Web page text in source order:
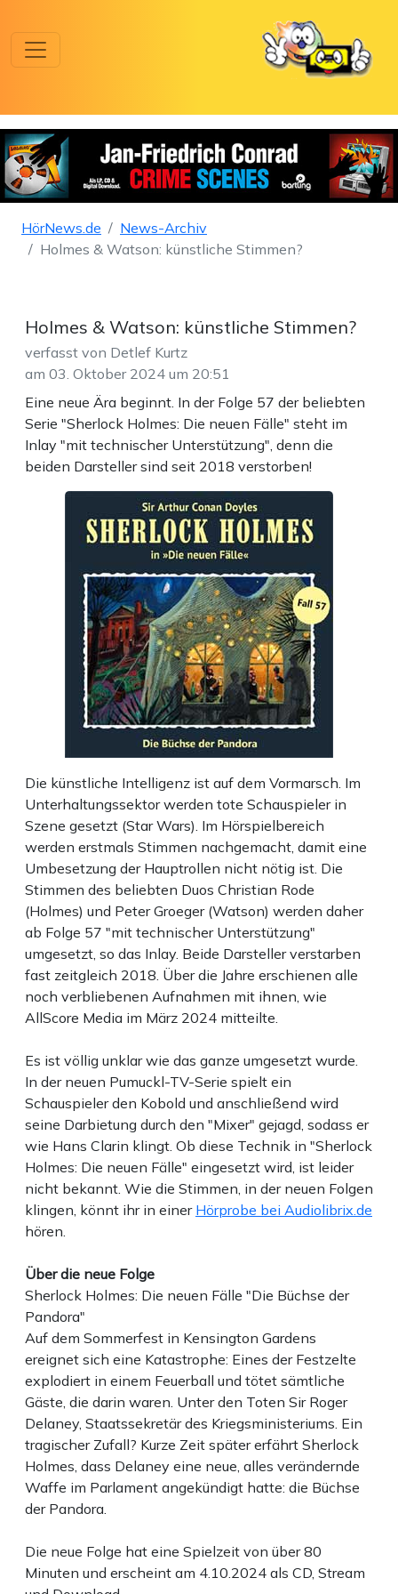
HörNews.de
News-Archiv
Holmes & Watson: künstliche Stimmen?
Holmes & Watson: künstliche Stimmen?
verfasst von Detlef Kurtz
am 03. Oktober 2024 um 20:51
Eine neue Ära beginnt. In der Folge 57 der beliebten
Serie "Sherlock Holmes: Die neuen Fälle" steht im
Inlay "mit technischer Unterstützung", denn die
beiden Darsteller sind seit 2018 verstorben!
Die künstliche Intelligenz ist auf dem Vormarsch. Im
Unterhaltungssektor werden tote Schauspieler in
Szene gesetzt (Star Wars). Im Hörspielbereich
werden erstmals Stimmen nachgemacht, damit eine
Umbesetzung der Hauptrollen nicht nötig ist. Die
Stimmen des beliebten Duos Christian Rode
(Holmes) und Peter Groeger (Watson) werden daher
ab Folge 57 "mit technischer Unterstützung"
umgesetzt, so das Inlay. Beide Darsteller verstarben
fast zeitgleich 2018. Über die Jahre erschienen alle
noch verbliebenen Aufnahmen mit ihnen, wie
AllScore Media im März 2024 mitteilte.
Es ist völlig unklar wie das ganze umgesetzt wurde.
In der neuen Pumuckl-TV-Serie spielt ein
Schauspieler den Kobold und anschließend wird
seine Darbietung durch den "Mixer" gejagd, sodass er
wie Hans Clarin klingt. Ob diese Technik in "Sherlock
Holmes: Die neuen Fälle" eingesetzt wird, ist leider
nicht bekannt. Wie die Stimmen, in der neuen Folgen
klingen, könnt ihr in einer Hörprobe bei Audiolibrix.de
hören.
Über die neue Folge
Sherlock Holmes: Die neuen Fälle "Die Büchse der
Pandora"
Auf dem Sommerfest in Kensington Gardens
ereignet sich eine Katastrophe: Eines der Festzelte
explodiert in einem Feuerball und tötet sämtliche
Gäste, die darin waren. Unter den Toten Sir Roger
Delaney, Staatssekretär des Kriegsministeriums. Ein
tragischer Zufall? Kurze Zeit später erfährt Sherlock
Holmes, dass Delaney eine neue, alles verändernde
Waffe im Parlament angekündigt hatte: die Büchse
der Pandora.
Die neue Folge hat eine Spielzeit von über 80
Minuten und erscheint am 4.10.2024 als CD, Stream